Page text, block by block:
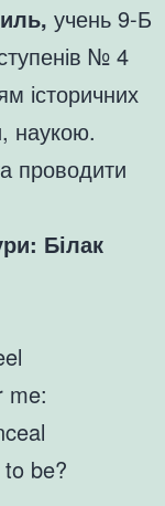
учень 9-Б
№ 4
історичних
наукою.
проводити
Білак
me:
be?